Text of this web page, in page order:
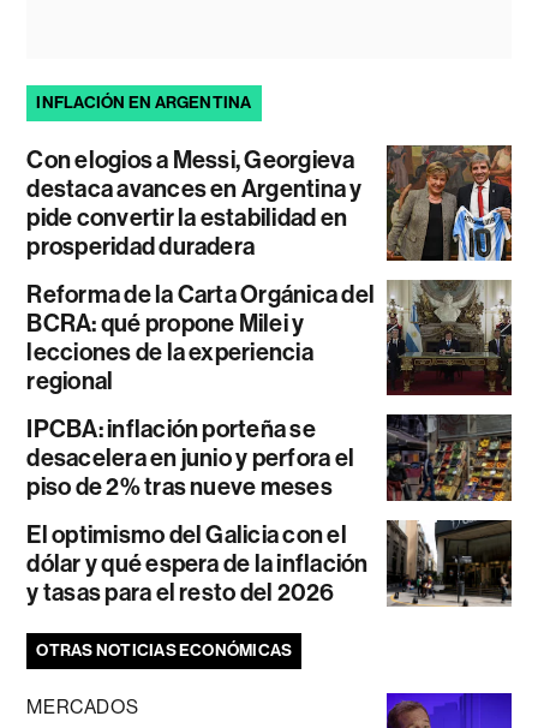
INFLACIÓN EN ARGENTINA
Con elogios a Messi, Georgieva
destaca avances en Argentina y
pide convertir la estabilidad en
prosperidad duradera
Reforma de la Carta Orgánica del
BCRA: qué propone Milei y
lecciones de la experiencia
regional
IPCBA: inflación porteña se
desacelera en junio y perfora el
piso de 2% tras nueve meses
El optimismo del Galicia con el
dólar y qué espera de la inflación
y tasas para el resto del 2026
OTRAS NOTICIAS ECONÓMICAS
MERCADOS